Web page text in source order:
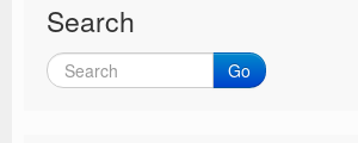
Search
Go